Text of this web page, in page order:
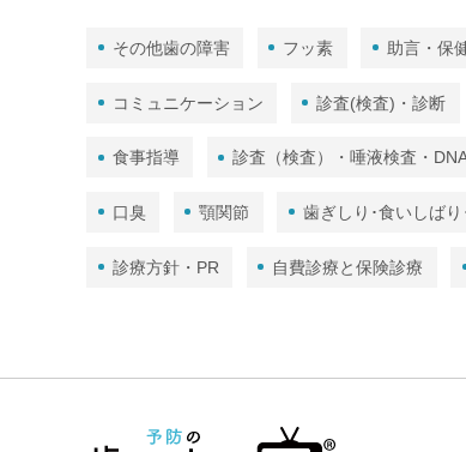
その他歯の障害 フッ素 助言・保
コミュニケーション 診査(検査)・診断
食事指導 診査（検査）・唾液検査・
口臭 顎関節 歯ぎしり･食いしば
診療方針・PR 自費診療と保険診療